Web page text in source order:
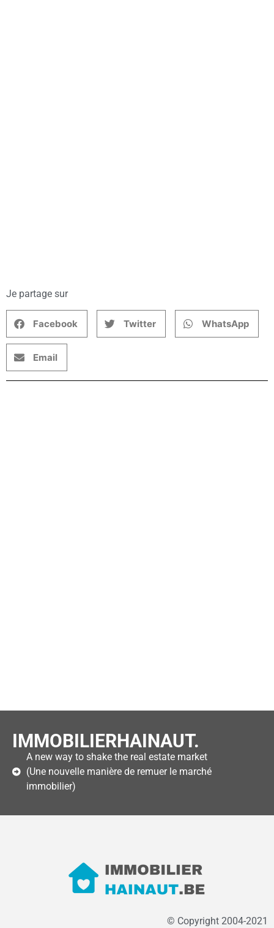
Je partage sur
Facebook Twitter WhatsApp
Email
IMMOBILIERHAINAUT.
A new way to shake the real estate market
(Une nouvelle manière de remuer le marché
immobilier)
© Copyright 2004-2021